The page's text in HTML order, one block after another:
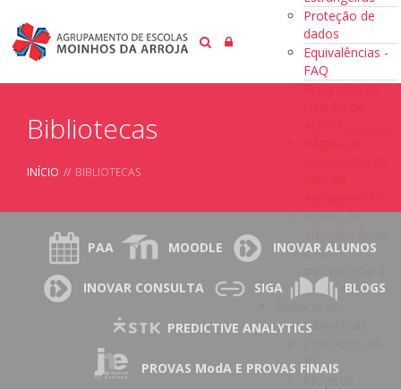
Proteção de
dados
Equivalências -
FAQ
Programa de
Provas de
e de
frequência
Bibliotecas
Bibliotecas
BE
Bibliotecas
INÍCIO // BIBLIOTECAS
PAA MOODLE INOVAR ALUNOS
INOVAR CONSULTA SIGA BLOGS
PREDICTIVE ANALYTICS
PROVAS ModA E PROVAS FINAIS